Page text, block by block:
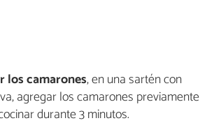
los camarones, en una sartén con
agregar los camarones previamente
durante 3 minutos.